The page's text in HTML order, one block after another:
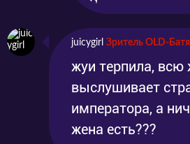
juicygirl Зритель OLD-Батя
жуи терпила, всю
выслушивает
императора, а
жена есть???